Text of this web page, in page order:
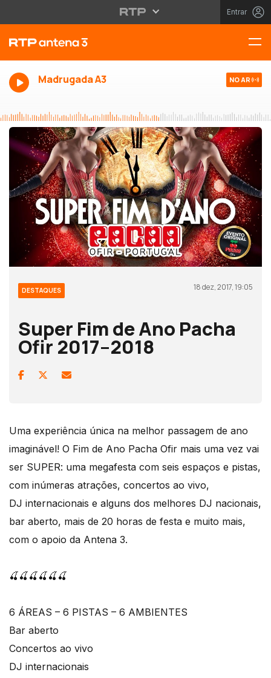
Entrar
Madrugada A3 NO AR
DESTAQUES 18 dez, 2017, 19:05
Super Fim de Ano Pacha
Ofir 2017–2018
Uma experiência única na melhor passagem de ano
imaginável! O Fim de Ano Pacha Ofir mais uma vez vai
ser SUPER: uma megafesta com seis espaços e pistas,
com inúmeras atrações, concertos ao vivo,
DJ internacionais e alguns dos melhores DJ nacionais,
bar aberto, mais de 20 horas de festa e muito mais,
com o apoio da Antena 3.
🍒🍒🍒🍒🍒🍒
6 ÁREAS – 6 PISTAS – 6 AMBIENTES
Bar aberto
Concertos ao vivo
DJ internacionais